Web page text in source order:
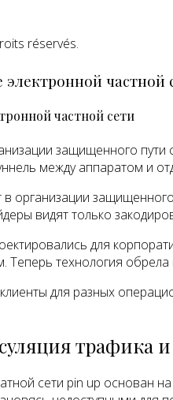
réservés.
электронной частной
частной сети
защищенного
между аппаратом и
организации
видят только
для
Теперь технология
для разных
трафика
сети pin up